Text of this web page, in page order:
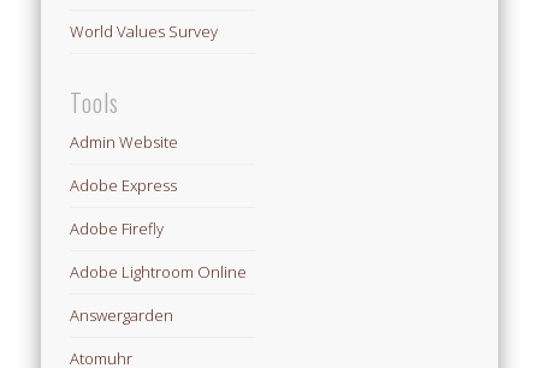
World Values Survey
Tools
Admin Website
Adobe Express
Adobe Firefly
Adobe Lightroom Online
Answergarden
Atomuhr